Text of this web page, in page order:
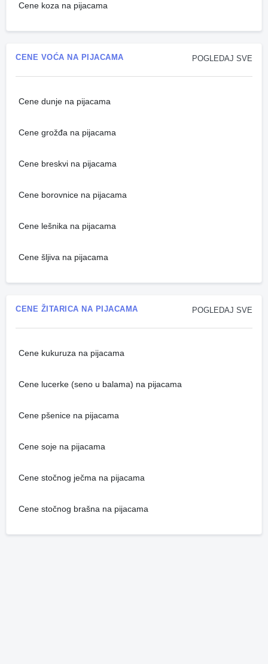
Cene koza na pijacama
POGLEDAJ SVE
CENE VOĆA NA PIJACAMA
Cene dunje na pijacama
Cene grožđa na pijacama
Cene breskvi na pijacama
Cene borovnice na pijacama
Cene lešnika na pijacama
Cene šljiva na pijacama
POGLEDAJ SVE
CENE ŽITARICA NA PIJACAMA
Cene kukuruza na pijacama
Cene lucerke (seno u balama) na pijacama
Cene pšenice na pijacama
Cene soje na pijacama
Cene stočnog ječma na pijacama
Cene stočnog brašna na pijacama